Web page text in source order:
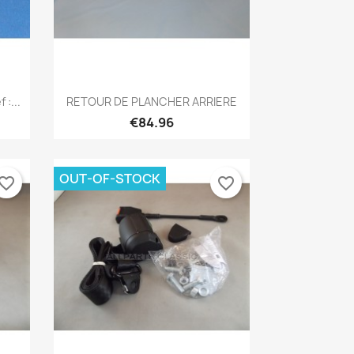
:...  Quick view
RETOUR DE PLANCHER ARRIERE
€84.96
OUT-OF-STOCK favorite_border